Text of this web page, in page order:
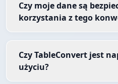
Czy moje dane są
korzystania z tego
Czy TableConvert jest
użyciu?